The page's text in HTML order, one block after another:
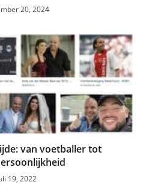
20, 2024
van voetballer tot
19, 2022